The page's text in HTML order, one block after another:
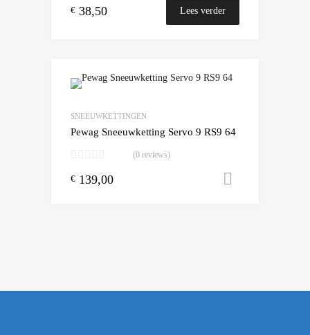
€ 38,50 Lees verder
SNEEUWKETTINGEN
Pewag Sneeuwketting Servo 9 RS9 64
(0 reviews)
€ 139,00